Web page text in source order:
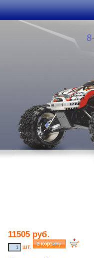
11505 руб.
шт.